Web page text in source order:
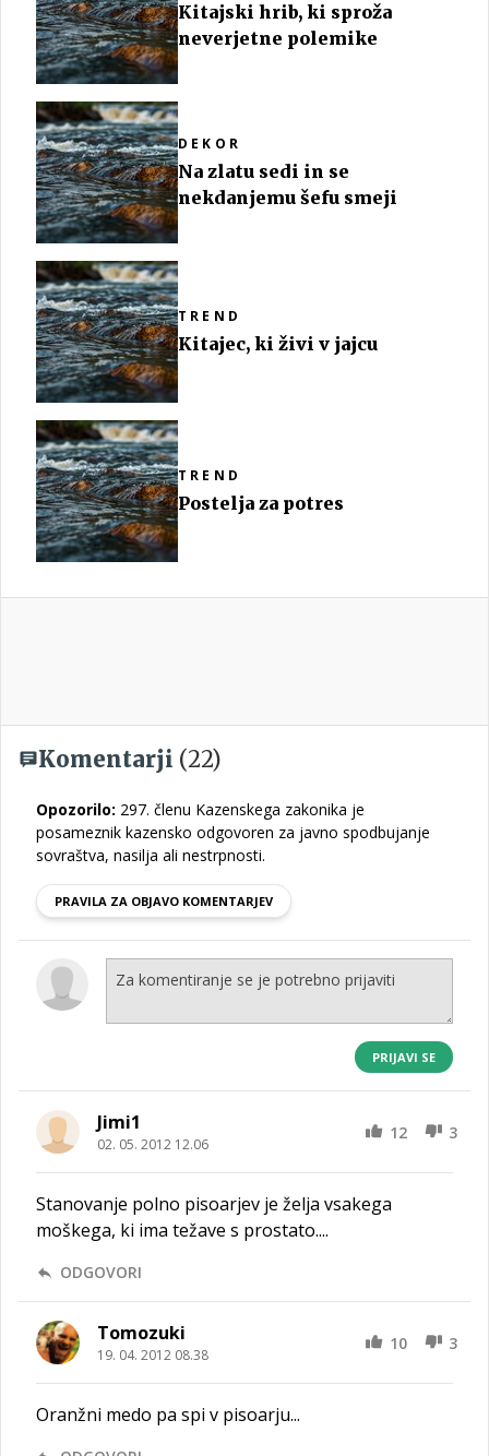
Kitajski hrib, ki sproža
neverjetne polemike
DEKOR
Na zlatu sedi in se
nekdanjemu šefu smeji
TREND
Kitajec, ki živi v jajcu
TREND
Postelja za potres
Komentarji (22)
Opozorilo: 297. členu Kazenskega zakonika je
posameznik kazensko odgovoren za javno spodbujanje
sovraštva, nasilja ali nestrpnosti.
PRAVILA ZA OBJAVO KOMENTARJEV
PRIJAVI SE
Jimi1
02. 05. 2012 12.06
12 3
Stanovanje polno pisoarjev je želja vsakega
moškega, ki ima težave s prostato....
ODGOVORI
Tomozuki
19. 04. 2012 08.38
10 3
Oranžni medo pa spi v pisoarju...